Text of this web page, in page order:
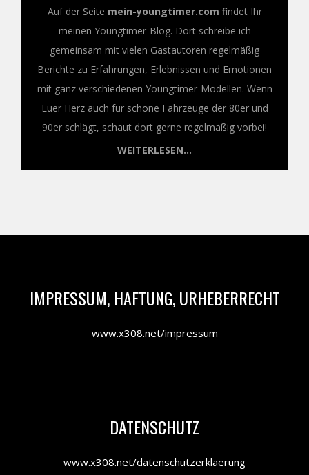
Auf der Seite mein-youngtimer.com findet Ihr
meinen Youngtimer-Blog. Dort schreibe ich
gemeinsam mit vielen Gastautoren regelmäßig
Berichte zu Erfahrungen, Erlebnissen und Emotionen
mit ganz verschiedenen Youngtimer-Modellen. Wenn
Euer Herz auch für schöne Fahrzeuge der 80er und
90er schlägt, schaut dort gerne regelmäßig vorbei!
WEITERLESEN...
IMPRESSUM, HAFTUNG, URHEBERRECHT
www.x308.net/impressum
DATENSCHUTZ
www.x308.net/datenschutzerklaerung